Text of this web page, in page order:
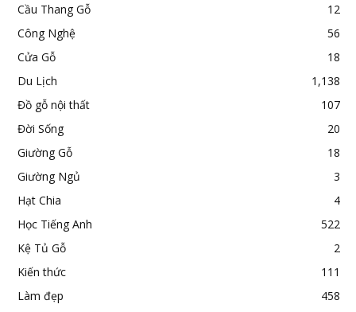
Cầu Thang Gỗ
12
Công Nghệ
56
Cửa Gỗ
18
Du Lịch
1,138
Đồ gỗ nội thất
107
Đời Sống
20
Giường Gỗ
18
Giường Ngủ
3
Hạt Chia
4
Học Tiếng Anh
522
Kệ Tủ Gỗ
2
Kiến thức
111
Làm đẹp
458